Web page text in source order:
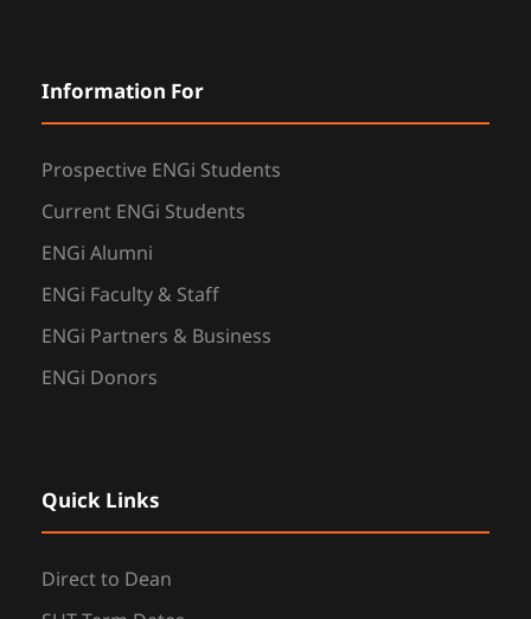
Information For
Prospective ENGi Students
Current ENGi Students
ENGi Alumni
ENGi Faculty & Staff
ENGi Partners & Business
ENGi Donors
Quick Links
Direct to Dean